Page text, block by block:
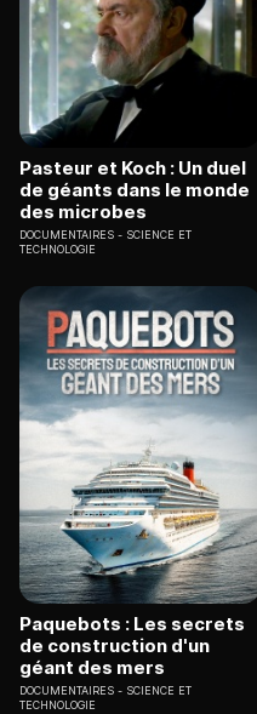
Pasteur et Koch : Un duel
de géants dans le monde
des microbes
DOCUMENTAIRES
SCIENCE ET
TECHNOLOGIE
Paquebots : Les secrets
de construction d'un
géant des mers
DOCUMENTAIRES
SCIENCE ET
TECHNOLOGIE